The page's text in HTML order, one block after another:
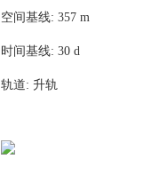
空间基线: 357 m
时间基线: 30 d
轨道: 升轨